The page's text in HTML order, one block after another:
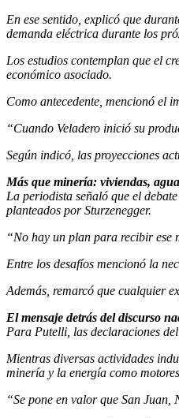
En ese sentido, explicó que
demanda eléctrica durante los
Los estudios contemplan que el
económico asociado.
Como antecedente, mencionó el
“Cuando Veladero inició su
Según indicó, las proyecciones
Más que minería: viviendas,
La periodista señaló que el
planteados por Sturzenegger.
“No hay un plan para recibir ese
Entre los desafíos mencionó la
Además, remarcó que cualquier
El mensaje detrás del discurso
Para Putelli, las declaraciones
Mientras diversas actividades
minería y la energía como
“Se pone en valor que San Juan,